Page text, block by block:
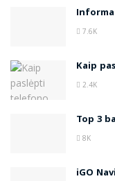
7.6K
Kaip
2.4K
Top 3
8K
iGO